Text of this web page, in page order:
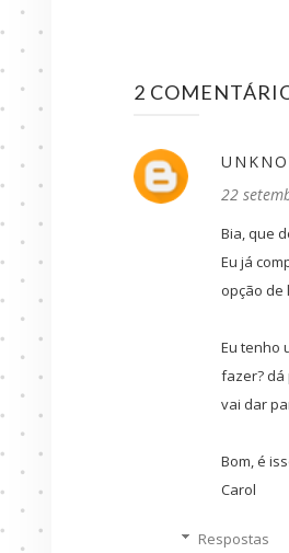
2
22
Bia, que
Eu já
opção de
Eu tenho
fazer? dá
vai dar
Bom, é
Carol
Respostas